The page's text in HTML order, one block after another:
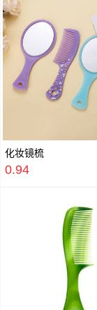
化妆镜梳
0.94